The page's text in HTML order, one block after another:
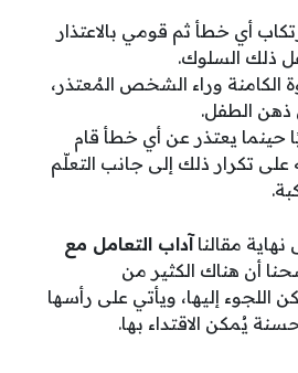
أي خطأ ثم قومي بالاعتذار
ذلك السلوك.
الكامنة وراء الشخص المُعتذر،
الطفل.
حينما يعتذر عن أي خطأ قام
على تكرار ذلك إلى جانب التعلّم
مقالنا آداب التعامل مع
أن هناك الكثير من
اللجوء إليها، ويأتي على رأسها
يُمكن الاقتداء بها.